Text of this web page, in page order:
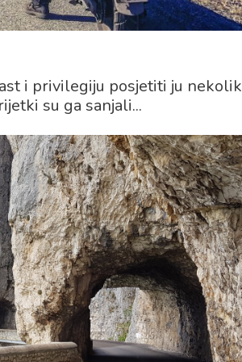
i privilegiju posjetiti ju
su ga sanjali...